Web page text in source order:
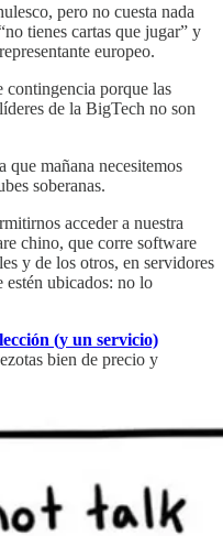
pero no cuesta nada
tienes cartas que jugar” y
europeo.
contingencia porque las
de la BigTech no son
que mañana necesitemos
soberanas.
acceder a nuestra
chino, que corre software
y de los otros, en servidores
ubicados: no lo
(y un servicio)
bien de precio y